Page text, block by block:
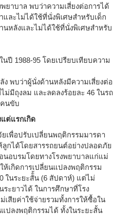
ยาบาล พบว่าความเสี่ยงต่อการได้
ละไม่ได้ใช้ที่นั่งพิเศษสำหรับเด็ก
นหลังและไม่ได้ใช้ที่นั่งพิเศษสำหรับ
ปี 1988-95 โดยเปรียบเทียบความ
พบว่าผู้นั่งด้านหลังมีความเสี่ยงต่อ
ม่มีถุงลม และลดลงร้อยละ 46 ในรถ
นขับ
ต่แรกเกิด
เพื่อปรับเปลี่ยนพฤติกรรมมารดา
กได้โดยสารรถยนต์อย่างปลอดภัย
นอบรมโดยทางโรงพยาบาลแก่แม่
เกิดการเปลี่ยนแปลงพฤติกรรม
ในระยะสัั้น (6 สัปดาห์) แต่ไม่
ะยาวได้ ในการศึกษาที่โรง
สียค่าใช้จ่ายรวมทั้งการให้ซื้อใน
ปลงพฤติกรรมได้ ทั้งในระยะสั้น